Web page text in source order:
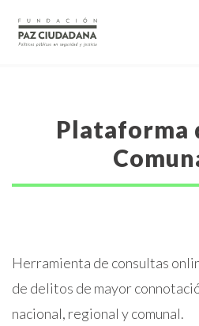
Plataforma
Herramienta de consultas
de delitos de mayor
nacional, regional y comunal.